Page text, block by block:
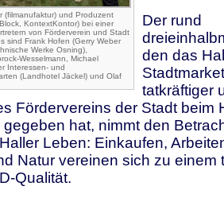
(filmanufaktur) und Produzent
KontextKontor) bei einer
von Förderverein und Stadt
sind Frank Hofen (Gerry Weber
Werke Osning),
Wesselmann, Michael
Interessen- und
(Landhotel Jäckel) und Olaf
Der rund
den das
tatkräftiger
Fördervereins der Stadt beim
gegeben hat, nimmt den
Leben: Einkaufen,
Natur vereinen sich zu einem
Qualität.